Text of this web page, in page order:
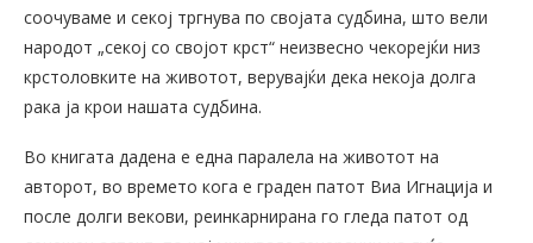
соочуваме и секој тргнува по својата судбина, што вели
народот „секој со својот крст“ неизвесно чекорејќи низ
крстоловките на животот, верувајќи дека некоја долга
рака ја крои нашата судбина.
Во книгата дадена е една паралела на животот на
авторот, во времето кога е граден патот Виа Игнација и
после долги векови, реинкарнирана го гледа патот од